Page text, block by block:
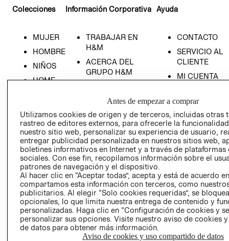
Colecciones
MUJER
HOMBRE
NIÑOS
HOME
Información Corporativa
TRABAJAR EN
H&M
ACERCA DEL
GRUPO H&M
SOCIAL
PRENSA
RELACIÓN CON
INVERSIONISTAS
POLÍTICA
EMPRESARIAL
Ayuda
CONTACTO
SERVICIO AL
CLIENTE
MI CUENTA
TIENDAS
- RETIRO EN
TIENDA
TÉRMINOS Y
CONDICIONES
AVISO DE
PRIVACIDAD
GIFT CARD
AVISO DE
COOKIES
Antes de empezar a comprar
Utilizamos cookies de origen y de terceros, incluidas otras
rastreo de editores externos, para ofrecerle la
nuestro sitio web, personalizar su experiencia de usuario,
entregar publicidad personalizada en nuestros sitios web,
boletines informativos en Internet y a través de plataformas
sociales. Con ese fin, recopilamos información sobre el
patrones de navegación y el dispositivo.
Al hacer clic en “Aceptar todas”, acepta y está de acuerdo
compartamos esta información con terceros, como
publicitarios. Al elegir “Solo cookies requeridas”, se
opcionales, lo que limita nuestra entrega de contenido y
personalizadas. Haga clic en “Configuración de cookies y
personalizar sus opciones. Visite nuestro aviso de cookies
de datos para obtener más información.
Aviso de cookies y uso compartido de datos